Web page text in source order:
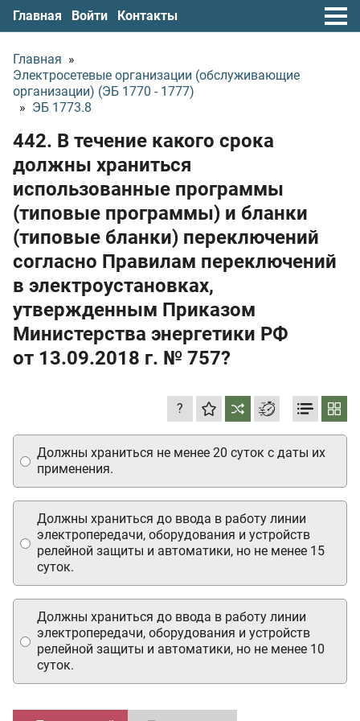
Главная Войти Контакты
Главная »
Электросетевые организации (обслуживающие
организации) (ЭБ 1770 - 1777)
» ЭБ 1773.8
442. В течение какого срока
должны храниться
использованные программы
(типовые программы) и бланки
(типовые бланки) переключений
согласно Правилам переключений
в электроустановках,
утвержденным Приказом
Министерства энергетики РФ
от 13.09.2018 г. № 757?
?
Должны храниться до ввода в работу линии
электропередачи, оборудования и устройств
релейной защиты и автоматики, но не менее 10
суток.
Должны храниться не менее 20 суток с даты их
применения.
Должны храниться до ввода в работу линии
электропередачи, оборудования и устройств
релейной защиты и автоматики, но не менее 15
суток.